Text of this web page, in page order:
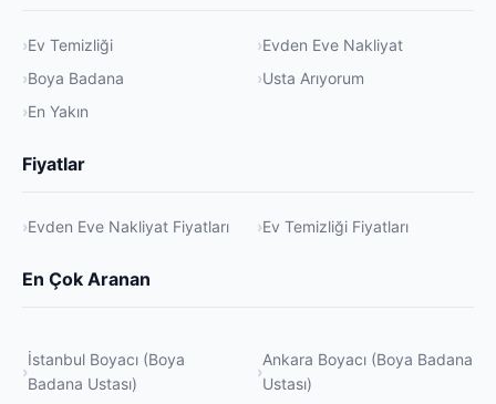
Ev Temizliği
Evden Eve Nakliyat
Boya Badana
Usta Arıyorum
En Yakın
Fiyatlar
Evden Eve Nakliyat Fiyatları Ev Temizliği Fiyatları
En Çok Aranan
İstanbul Boyacı (Boya
Badana Ustası)
Ankara Boyacı (Boya Badana
Ustası)